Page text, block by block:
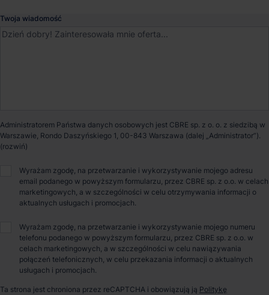
Marcin Janik
Powierzchnia parku 127 000 m²
Fortress Logistics Park Szprotawa to inwestycja położona w
zachodniej części Polski. Charakteryzuje się świetną lokalizacją
w pobliżu autostrady A4. Fortress logistics proponuje budowę
Twoja wiadomość
Administratorem Państwa danych osobowych jest CBRE sp. z o. o. z siedzibą w
Warszawie, Rondo Daszyńskiego 1, 00-843 Warszawa (dalej „Administrator”).
Wyrażam zgodę, na przetwarzanie i wykorzystywanie mojego adresu
email podanego w powyższym formularzu, przez CBRE sp. z o.o. w celach
marketingowych, a w szczególności w celu otrzymywania informacji o
aktualnych usługach i promocjach.
Wyrażam zgodę, na przetwarzanie i wykorzystywanie mojego numeru
telefonu podanego w powyższym formularzu, przez CBRE sp. z o.o. w
celach marketingowych, a w szczególności w celu nawiązywania
połączeń telefonicznych, w celu przekazania informacji o aktualnych
usługach i promocjach.
Ta strona jest chroniona przez reCAPTCHA i obowiązują ją Politykę